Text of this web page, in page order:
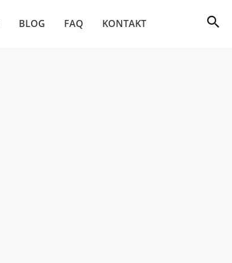
BLOG FAQ KONTAKT